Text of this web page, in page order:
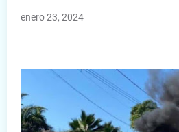
enero 23, 2024